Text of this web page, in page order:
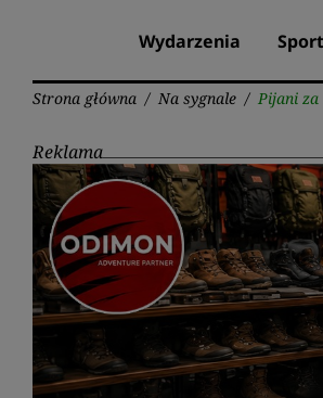
Wydarzenia Sport
Strona główna / Na sygnale / Pijani za
Reklama